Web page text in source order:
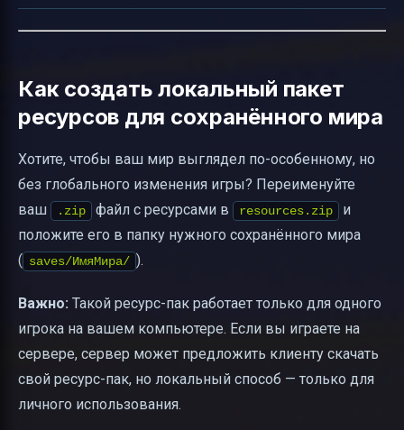
Как создать локальный пакет
ресурсов для сохранённого мира
Хотите, чтобы ваш мир выглядел по-особенному, но
без глобального изменения игры? Переименуйте
ваш
.zip файл с ресурсами в resources.zip
и
положите его в папку нужного сохранённого мира
( saves/ИмяМира/ ).
Важно: Такой ресурс-пак работает только для одного
игрока на вашем компьютере. Если вы играете на
сервере, сервер может предложить клиенту скачать
свой ресурс-пак, но локальный способ — только для
личного использования.